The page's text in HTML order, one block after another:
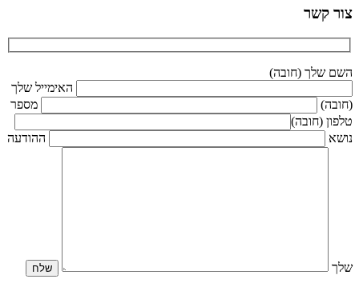
(חובה)
האימייל שלך